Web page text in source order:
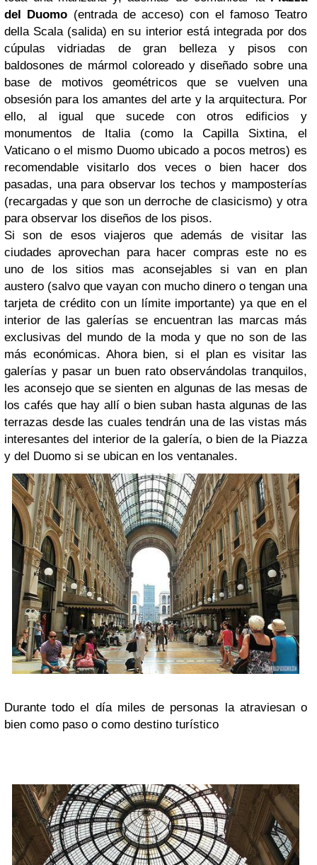
del Duomo (entrada de acceso) con el famoso Teatro
della Scala (salida) en su interior está integrada por dos
cúpulas vidriadas de gran belleza y pisos con
baldosones de mármol coloreado y diseñado sobre una
base de motivos geométricos que se vuelven una
obsesión para los amantes del arte y la arquitectura. Por
ello, al igual que sucede con otros edificios y
monumentos de Italia (como la Capilla Sixtina, el
Vaticano o el mismo Duomo ubicado a pocos metros) es
recomendable visitarlo dos veces o bien hacer dos
pasadas, una para observar los techos y mamposterías
(recargadas y que son un derroche de clasicismo) y otra
para observar los diseños de los pisos.
Si son de esos viajeros que además de visitar las
ciudades aprovechan para hacer compras este no es
uno de los sitios mas aconsejables si van en plan
austero (salvo que vayan con mucho dinero o tengan una
tarjeta de crédito con un límite importante) ya que en el
interior de las galerías se encuentran las marcas más
exclusivas del mundo de la moda y que no son de las
más económicas. Ahora bien, si el plan es visitar las
galerías y pasar un buen rato observándolas tranquilos,
les aconsejo que se sienten en algunas de las mesas de
los cafés que hay allí o bien suban hasta algunas de las
terrazas desde las cuales tendrán una de las vistas más
interesantes del interior de la galería, o bien de la Piazza
y del Duomo si se ubican en los ventanales.
Durante todo el día miles de personas la atraviesan o
bien como paso o como destino turístico